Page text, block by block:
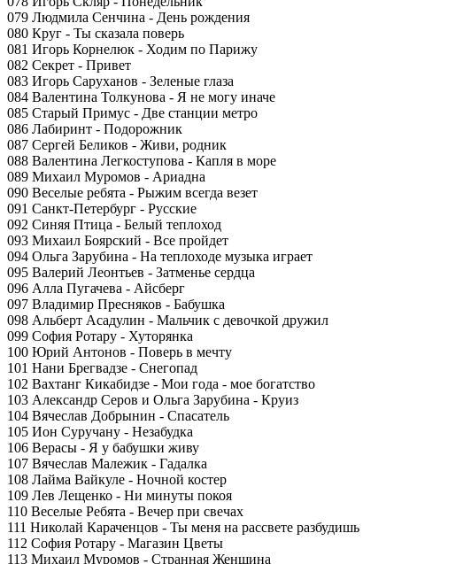
079 Людмила Сенчина - День рождения
080 Круг - Ты сказала поверь
081 Игорь Корнелюк - Ходим по Парижу
082 Секрет - Привет
083 Игорь Саруханов - Зеленые глаза
084 Валентина Толкунова - Я не могу иначе
085 Старый Примус - Две станции метро
086 Лабиринт - Подорожник
087 Сергей Беликов - Живи, родник
088 Валентина Легкоступова - Капля в море
089 Михаил Муромов - Ариадна
090 Веселые ребята - Рыжим всегда везет
091 Санкт-Петербург - Русские
092 Синяя Птица - Белый теплоход
093 Михаил Боярский - Все пройдет
094 Ольга Зарубина - На теплоходе музыка играет
095 Валерий Леонтьев - Затменье сердца
096 Алла Пугачева - Айсберг
097 Владимир Пресняков - Бабушка
098 Альберт Асадулин - Мальчик с девочкой дружил
099 София Ротару - Хуторянка
100 Юрий Антонов - Поверь в мечту
101 Нани Брегвадзе - Снегопад
102 Вахтанг Кикабидзе - Мои года - мое богатство
103 Александр Серов и Ольга Зарубина - Круиз
104 Вячеслав Добрынин - Спасатель
105 Ион Суручану - Незабудка
106 Верасы - Я у бабушки живу
107 Вячеслав Малежик - Гадалка
108 Лайма Вайкуле - Ночной костер
109 Лев Лещенко - Ни минуты покоя
110 Веселые Ребята - Вечер при свечах
111 Николай Караченцов - Ты меня на рассвете разбудишь
112 София Ротару - Магазин Цветы
113 Михаил Муромов - Странная Женщина